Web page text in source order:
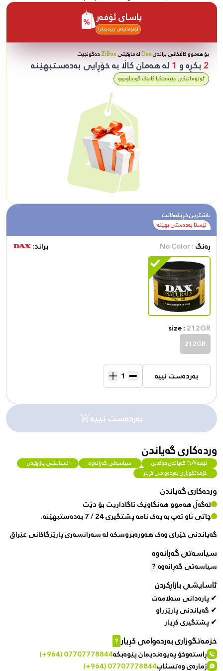
یاسای ئۆفەر
ئۆتۆماتیکی جێبەجێکرا
بۆ هەموو کاڵاکانی براندیDaxلە مارکێتیZiBox دەگونجێت
2 بکڕە و 1لە هەمان کاڵا بە خۆڕایی بەدەستبهێنە
ئۆتۆماتیکی جێبەجێکرا کاتێک گونجاوبوو
باشترین کڕینەکانت
ئێستا بەدەستی بهێنە
ڕەنگ: No Color براند:
size :212GR
212GR
بەردەست نییە
بەردەست نییە
وردەکاری گەیاندن
ئێمە ٢٤/٧ گەیاندن دەکەین سیاسەتی گەڕانەوە
ئاسایشی بازاڕکردن
خزمەتگوزاری بەردەوامی کڕیار
وردەکاری گەیاندن
لەگەڵ هەموو هەنگاوێک ئاگاداریت بۆ دێت
چاتی ناو ئەپ بە یەک نامە پشتگیری 24 / 7 بەدەستبهێنە.
گەیاندنی خێرای وەک هەورەبروسکە لە سەرانسەری پارێزگاکانی عێراق
سیاسەتی گەڕانەوە
سیاسەتی گەڕانەوە?
ئاسایشی بازاڕکردن
✔ پارەدانی سەلامەت
✔ گەیاندنی پارێزراو
✔ پشتگیری کڕیار
خزمەتگوزاری بەردەوامی کڕیار?
ڕاستەوخۆ پەیوەندیمان پێوەبکە(+964) 07707778844
ژمارەی وەتسئاپ(+964) 07707778844